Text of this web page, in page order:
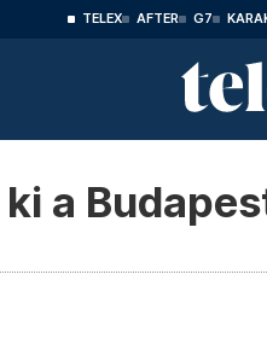
TELEX AFTER G7
a